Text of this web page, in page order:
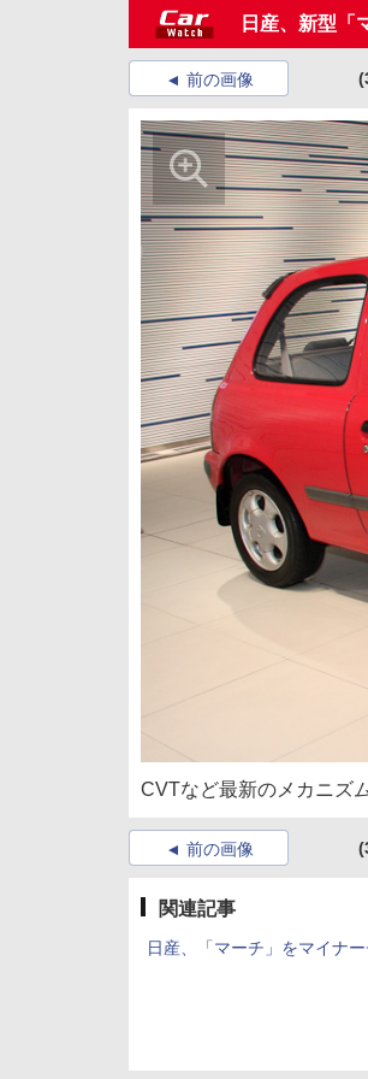
日産、新型「
前の画像
CVTなど最新のメカニズ
前の画像
関連記事
日産、「マーチ」をマイナ